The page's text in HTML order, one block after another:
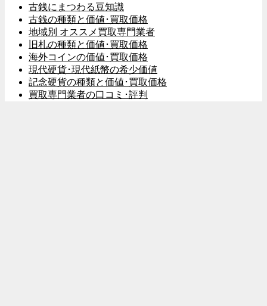
古銭にまつわる豆知識
古銭の種類と価値･買取価格
地域別 オススメ買取専門業者
旧札の種類と価値･買取価格
海外コインの価値･買取価格
現代硬貨･現代紙幣の希少価値
記念硬貨の種類と価値･買取価格
買取専門業者の口コミ･評判